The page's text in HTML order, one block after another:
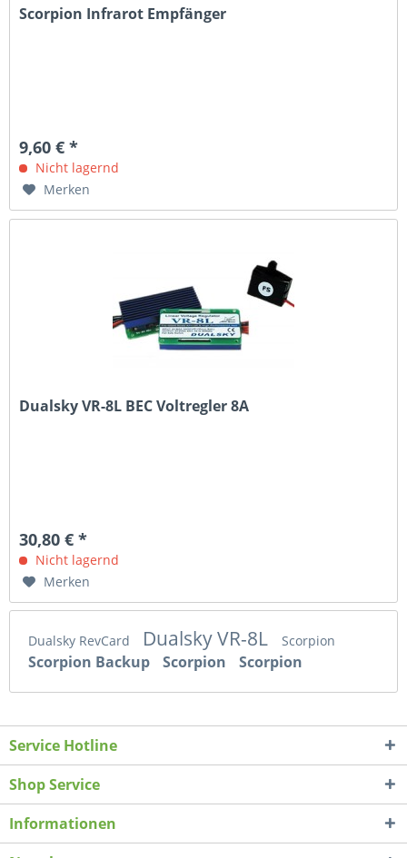
Scorpion Infrarot Empfänger
9,60 € *
Nicht lagernd
Merken
Dualsky VR-8L BEC Voltregler 8A
30,80 € *
Nicht lagernd
Merken
Dualsky RevCard Dualsky VR-8L Scorpion
Scorpion Backup Scorpion Scorpion
Service Hotline
Shop Service
Informationen